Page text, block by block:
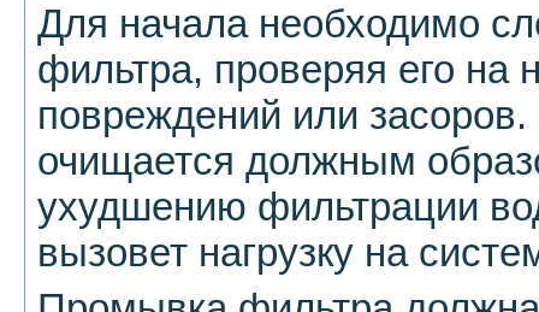
Для начала необходимо
фильтра, проверяя его на
повреждений или
очищается должным
ухудшению фильтрации
вызовет нагрузку на